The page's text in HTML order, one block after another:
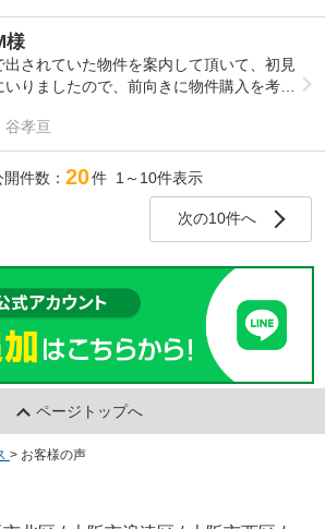
ちの状態みたいで、２番手でしか対応が出
といわれました。
リしていたその瞬間に、神田さんが『地域
違いますが、リフォーム前なのでご希望に
メですか』と、提案してくれました。
ろ周辺を周ってくださって、この場所の良
えてくださいました。
んの押しに負けたのも多少ありますが、僕
族が住むための家を、オリジナルリフォー
かげで、家族との会話も増えました。
ろご迷惑おかけするかもしれませんが、今
よろしくお願いいたします。
しくお願い致します。
様
出されていた物件を案内して頂いて、初見
いりましたので、前向きに物件購入を考え
になることや、もう一度見たいところを、
お願いして足を運んで頂きました。会社と
距離も近いわけではないので本当に申し訳
と思っていたのですが、嫌な顔一つせず一
対応してくれました。神田さんのそういっ
に、私共も大変好印象でした。そのことも
からないことは今後も出てくると思いま
面倒をおかけしますが、今後もよろしくお
たします。
谷孝亘
件数： 20件 1～10件表示
次の10件へ
ページトップへ
> お客様の声